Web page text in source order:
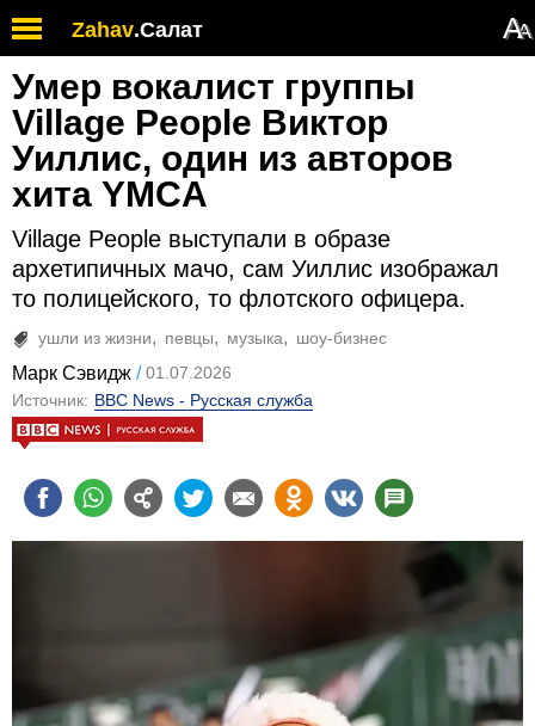
Zahav.Салат АА
Умер вокалист группы
Village People Виктор
Уиллис, один из авторов
хита YMCA
Village People выступали в образе
архетипичных мачо, сам Уиллис изображал
то полицейского, то флотского офицера.
ушли из жизни певцы музыка шоу-бизнес
Марк Сэвидж
01.07.2026
Источник: BBC News - Русская служба